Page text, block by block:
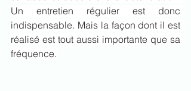
Un entretien régulier est donc
indispensable. Mais la façon dont il est
réalisé est tout aussi importante que sa
fréquence.